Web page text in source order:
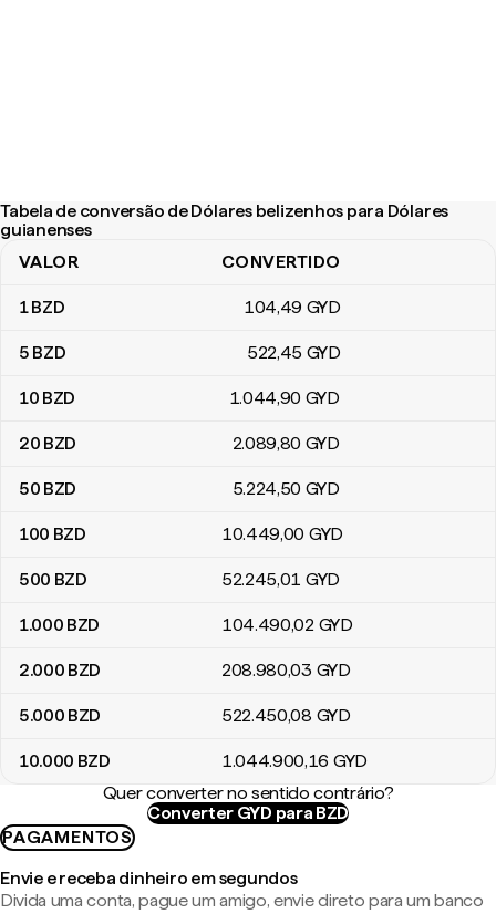
Tabela de conversão de Dólares belizenhos para Dólares
guianenses
Tabela de conversão de Dólares belizenhos para Dólares
VALOR CONVERTIDO
1BZD 104,49 GYD
5 BZD 522,45 GYD
10 BZD 1.044,90 GYD
20 BZD 2.089,80 GYD
50 BZD 5.224,50 GYD
100 BZD 10.449,00 GYD
500 BZD 52.245,01 GYD
1.000 BZD 104.490,02 GYD
2.000 BZD 208.980,03 GYD
5.000 BZD 522.450,08 GYD
10.000 BZD 1.044.900,16 GYD
Quer converter no sentido contrário?
Converter GYD para BZD
PAGAMENTOS
Envie e receba dinheiro em segundos
Divida uma conta, pague um amigo, envie direto para um banco